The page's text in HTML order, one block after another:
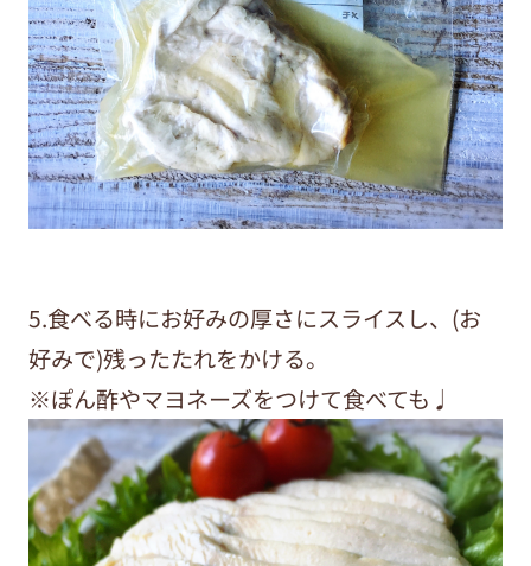
5.食べる時にお好みの厚さにスライスし、(お
好みで)残ったたれをかける。
※ぽん酢やマヨネーズをつけて食べても♩